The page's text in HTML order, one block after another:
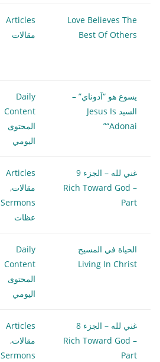
Love Believes The
Best Of Others
Articles
مقالات
يسوع هو “آدوناي” –
السيد Jesus Is
“Adonai”
Daily
Content
المحتوى
اليومي
غني لله – الجزء 9
Rich Toward God –
Part
Articles
مقالات,
Sermons
عظات
الحياة في المسيح
Living In Christ
Daily
Content
المحتوى
اليومي
غني لله – الجزء 8
Rich Toward God –
Part
Articles
مقالات,
Sermons